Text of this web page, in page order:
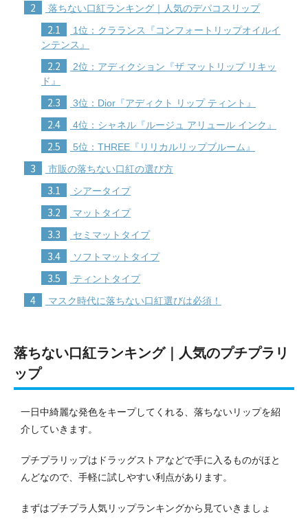
2 落ちない口紅ランキング｜人気のデパコスリップ
2.1
1位：クラランス『コンフォートリップオイルイ
ンテンス』
2.2
2位：アディクション『ザ マットリップ リキッ
ド』
2.3 3位：Dior『アディクト リップ ティント』
2.4 4位：シャネル『ルージュ アリュール インク』
2.5 5位：THREE『リリカルリップブルーム』
3 市販の落ちない口紅の選び方
3.1 シアータイプ
3.2 マットタイプ
3.3 セミマットタイプ
3.4 ソフトマットタイプ
3.5 ティントタイプ
4 マスク時代に落ちない口紅選びは必須！
落ちない口紅ランキング｜人気のプチプラリ
ップ
一日中綺麗な発色をキープしてくれる、落ちないリップを紹
介していきます。
プチプラリップはドラッグストアなどで手に入るものがほと
んどなので、手軽に試しやすい利点があります。
まずはプチプラ人気リップランキングから見ていきましょ